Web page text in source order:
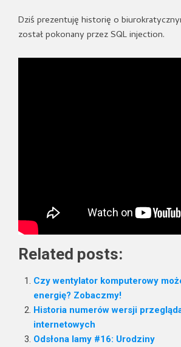
Dziś prezentuję historię o
został pokonany przez SQL injection.
Related posts:
Czy wentylator komputerowy
energię? Zobaczmy!
Historia numerów wersji
internetowych
Odsłona lamy #16: Urodziny